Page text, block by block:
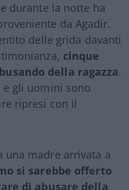
durante la notte ha
da Agadir.
delle grida davanti
cinque
della ragazza.
e gli uomini sono
ripresi con il
una madre arrivata a
si sarebbe offerto
di abusare della